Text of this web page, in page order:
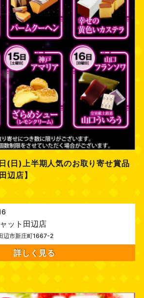
(日)上半期人気のお取り寄せ賞品
辺店】
ット田辺店
辺市新庄町1667-2
詳しく見る